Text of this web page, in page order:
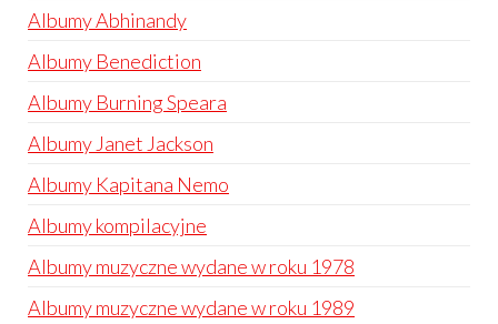
Albumy Abhinandy
Albumy Benediction
Albumy Burning Speara
Albumy Janet Jackson
Albumy Kapitana Nemo
Albumy kompilacyjne
Albumy muzyczne wydane w roku 1978
Albumy muzyczne wydane w roku 1989